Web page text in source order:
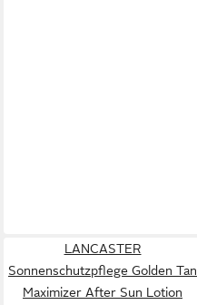
LANCASTER
Sonnenschutzpflege Golden Tan
Maximizer After Sun Lotion